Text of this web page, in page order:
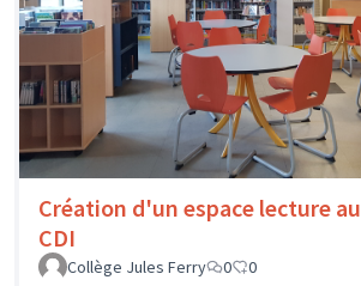
Création d'un espace lecture au
CDI
Collège Jules Ferry
0 0